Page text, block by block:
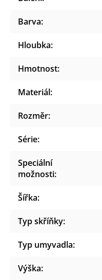
Barva:
Hloubka:
Hmotnost:
Materiál:
Rozměr:
Série:
Speciální
možnosti:
Šířka:
Typ skříňky:
Typ umyvadla:
Výška: